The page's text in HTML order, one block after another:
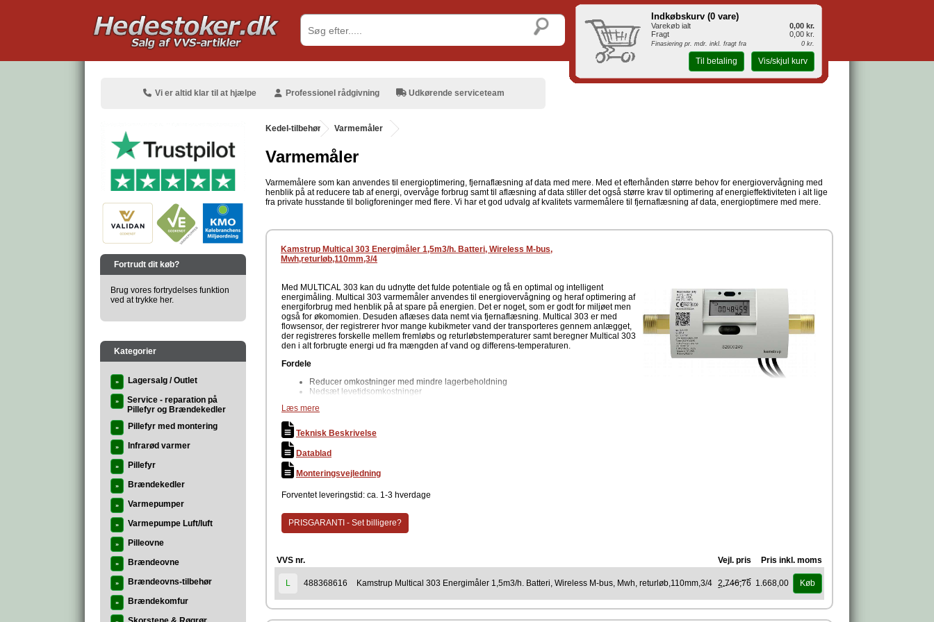
Vi er altid klar til at hjælpe Professionel rådgivning Udkørende serviceteam
Fortrudt dit køb?
Brug vores fortrydelses funktion
ved at trykke her.
Kategorier
» Lagersalg / Outlet
»
Service - reparation på
Pillefyr og Brændekedler
» Pillefyr med montering
» Infrarød varmer
» Pillefyr
» Brændekedler
» Varmepumper
» Varmepumpe Luft/luft
» Pilleovne
» Brændeovne
» Brændeovns-tilbehør
» Brændekomfur
Kedel-tilbehør . Varmemåler
Varmemåler
Varmemålere som kan anvendes til energioptimering, fjernaflæsning af data med mere. Med et efterhånden større behov for energiovervågning med
henblik på at reducere tab af energi, overvåge forbrug samt til aflæsning af data stiller det også større krav til optimering af energieffektiviteten i alt lige
fra private husstande til boligforeninger med flere. Vi har et god udvalg af kvalitets varmemålere til fjernaflæsning af data, energioptimere med mere.
Kamstrup Multical 303 Energimåler 1,5m3/h. Batteri, Wireless M-bus,
Mwh,returløb,110mm,3/4
Med MULTICAL 303 kan du udnytte det fulde potentiale og få en optimal og intelligent
energimåling. Multical 303 varmemåler anvendes til energiovervågning og heraf optimering af
energiforbrug med henblik på at spare på energien. Det er noget, som er godt for miljøet men
også for økomomien. Desuden aflæses data nemt via fjernaflæsning. Multical 303 er med
flowsensor, der registrerer hvor mange kubikmeter vand der transporteres gennem anlægget,
der registreres forskelle mellem fremløbs og returløbstemperaturer samt beregner Multical 303
den i alt forbrugte energi ud fra mængden af vand og differens-temperaturen.
Fordele
Reducer omkostninger med mindre lagerbeholdning
Nedsæt levetidsomkostninger
Reduceret tab af energi
Nem fejlfinding
Konfigurerbar M-Bus & Wireless M-Bus
Lille og kompakt
Opgrader nemt dine målere fremfor at udskifte dem. Vi ved at i fremtiden kommer der mere
energiovervågning for at vi kan effektivisere blandt andet varme og køleinstallationer. For at
husholdningsvarmemåler Multical 303 er udviklet til præcis forbrugsafregning og optimering af
Data
Batteri: 1 x A-celle, 2 x A-celler
Op til 16 års batterilevetid
Godkendelser
Læs mere
Teknisk Beskrivelse
Datablad
Monteringsvejledning
Forventet leveringstid: ca. 1-3 hverdage
PRISGARANTI - Set billigere?
VVS nr. Vejl. pris Pris inkl. moms
L 488368616 Kamstrup Multical 303 Energimåler 1,5m3/h. Batteri, Wireless M-bus, Mwh, returløb,110mm,3/4 2.746,76 1.668,00 Køb
Indkøbskurv (0 vare)
Varekøb ialt
0,00 kr.
Fragt
0,00 kr.
Finasiering pr. mdr. inkl. fragt fra 0 kr.
Til betaling Vis/skjul kurv